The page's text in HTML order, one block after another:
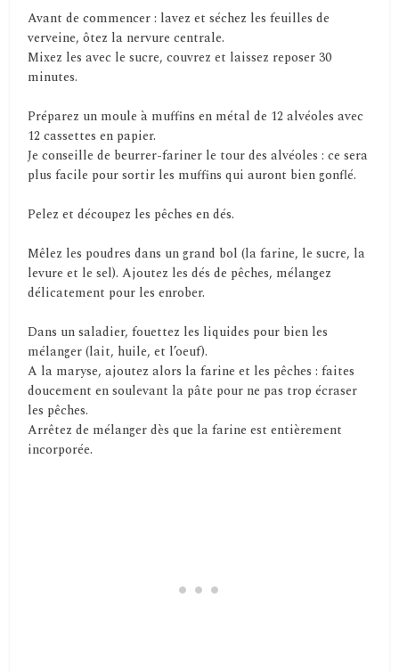
Avant de commencer : lavez et séchez les feuilles de
verveine, ôtez la nervure centrale.
Mixez les avec le sucre, couvrez et laissez reposer 30
minutes.
Préparez un moule à muffins en métal de 12 alvéoles avec
12 cassettes en papier.
Je conseille de beurrer-fariner le tour des alvéoles : ce sera
plus facile pour sortir les muffins qui auront bien gonflé.
Pelez et découpez les pêches en dés.
Mêlez les poudres dans un grand bol (la farine, le sucre, la
levure et le sel). Ajoutez les dés de pêches, mélangez
délicatement pour les enrober.
Dans un saladier, fouettez les liquides pour bien les
mélanger (lait, huile, et l’oeuf).
A la maryse, ajoutez alors la farine et les pêches : faites
doucement en soulevant la pâte pour ne pas trop écraser
les pêches.
Arrêtez de mélanger dès que la farine est entièrement
incorporée.